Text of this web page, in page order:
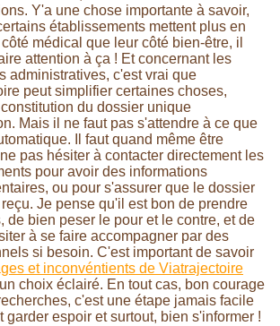
Y'a une chose importante à savoir,
établissements mettent plus en
médical que leur côté bien-être, il
attention à ça ! Et concernant les
administratives, c'est vrai que
peut simplifier certaines choses,
du dossier unique
Mais il ne faut pas s'attendre à ce que
Il faut quand même être
pas hésiter à contacter directement les
pour avoir des informations
ou pour s'assurer que le dossier
Je pense qu'il est bon de prendre
de bien peser le pour et le contre, et de
à se faire accompagner par des
si besoin. C'est important de savoir
et inconvéntients de Viatrajectoire
choix éclairé. En tout cas, bon courage
c'est une étape jamais facile
garder espoir et surtout, bien s'informer !